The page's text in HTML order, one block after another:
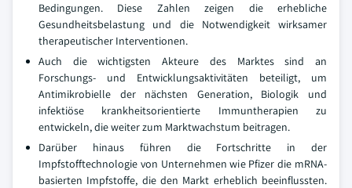
Bedingungen. Diese Zahlen zeigen die erhebliche
Gesundheitsbelastung und die Notwendigkeit wirksamer
therapeutischer Interventionen.
Auch die wichtigsten Akteure des Marktes sind an
Forschungs- und Entwicklungsaktivitäten beteiligt, um
Antimikrobielle der nächsten Generation, Biologik und
infektiöse krankheitsorientierte Immuntherapien zu
entwickeln, die weiter zum Marktwachstum beitragen.
Darüber hinaus führen die Fortschritte in der
Impfstofftechnologie von Unternehmen wie Pfizer die mRNA-
basierten Impfstoffe, die den Markt erheblich beeinflussten.